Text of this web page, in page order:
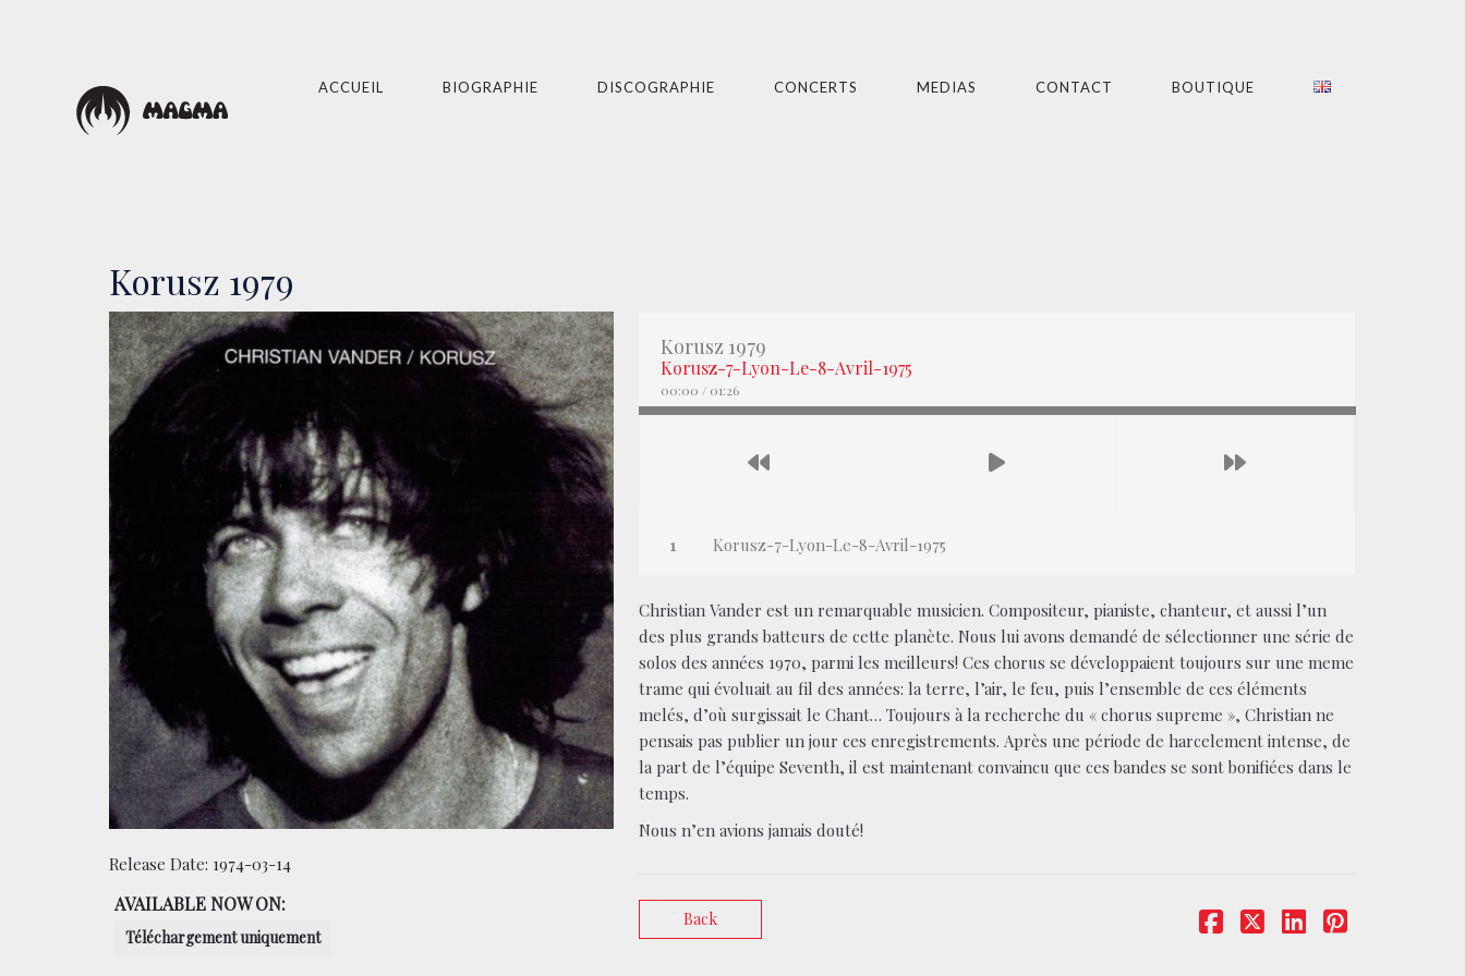
ACCUEIL BIOGRAPHIE DISCOGRAPHIE CONCERTS MEDIAS CONTACT BOUTIQUE
Korusz 1979
Release Date: 1974-03-14
AVAILABLE NOW ON:
Téléchargement uniquement
Korusz-7-Lyon-Le-8-Avril-1975
Korusz 1979
Korusz-7-Lyon-Le-8-Avril-1975
00:00 / 01:26
Christian Vander est un remarquable musicien. Compositeur, pianiste, chanteur, et aussi l’un
des plus grands batteurs de cette planète. Nous lui avons demandé de sélectionner une série de
solos des années 1970, parmi les meilleurs! Ces chorus se développaient toujours sur une meme
trame qui évoluait au fil des années: la terre, l’air, le feu, puis l’ensemble de ces éléments
melés, d’où surgissait le Chant… Toujours à la recherche du « chorus supreme », Christian ne
pensais pas publier un jour ces enregistrements. Après une période de harcelement intense, de
la part de l’équipe Seventh, il est maintenant convaincu que ces bandes se sont bonifiées dans le
temps.
Nous n’en avions jamais douté!
Back